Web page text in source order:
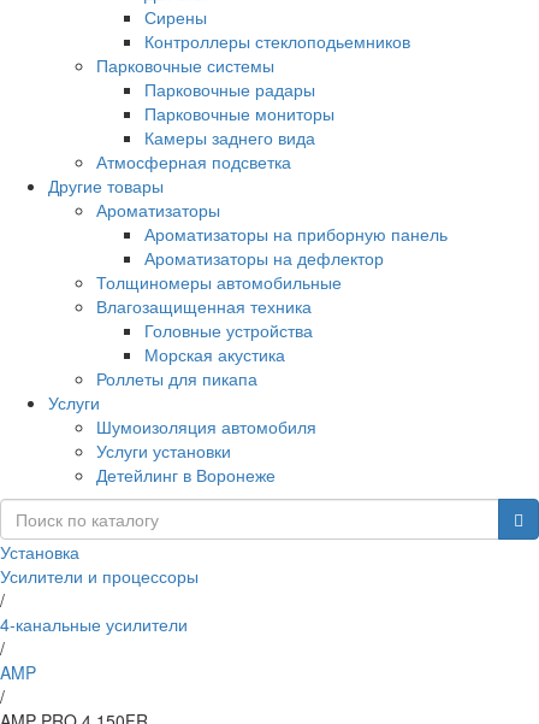
Сирены
Контроллеры стеклоподьемников
Парковочные системы
Парковочные радары
Парковочные мониторы
Камеры заднего вида
Атмосферная подсветка
Другие товары
Ароматизаторы
Ароматизаторы на приборную панель
Ароматизаторы на дефлектор
Толщиномеры автомобильные
Влагозащищенная техника
Головные устройства
Морская акустика
Роллеты для пикапа
Услуги
Шумоизоляция автомобиля
Услуги установки
Детейлинг в Воронеже
Установка
Усилители и процессоры
/
4-канальные усилители
/
AMP
/